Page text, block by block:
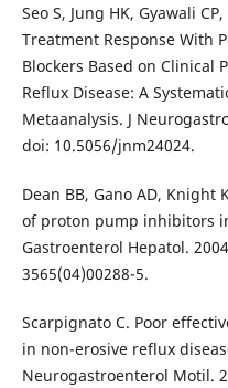
Seo S, Jung HK, Gyawali
Treatment Response With
Blockers Based on Clinical
Reflux Disease: A
Metaanalysis. J
doi: 10.5056/jnm24024.
Dean BB, Gano AD, Knight
of proton pump inhibitors
Gastroenterol Hepatol.
3565(04)00288-5.
Scarpignato C. Poor
in non-erosive reflux
Neurogastroenterol Motil.